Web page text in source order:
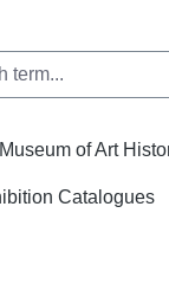
Museum of Art
Catalogues